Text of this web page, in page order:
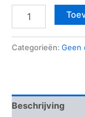
Categorieën: Geen
Beschrijving